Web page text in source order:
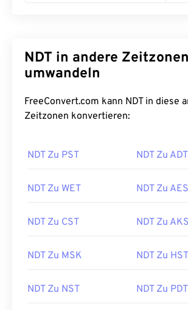
NDT in andere Zeitzonen
umwandeln
FreeConvert.com kann NDT in diese
Zeitzonen konvertieren:
NDT Zu PST NDT Zu ADT
NDT Zu WET NDT Zu
NDT Zu CST NDT Zu
NDT Zu MSK NDT Zu HST
NDT Zu NST NDT Zu PDT